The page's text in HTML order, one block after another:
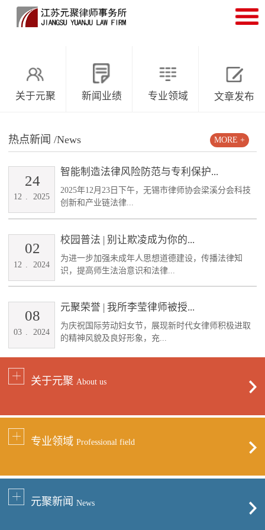
关于元聚 新闻业绩 专业领域 文章发布
热点新闻 /News
智能制造法律风险防范与专利保护...
2025年12月23日下午，无锡市律师协会梁溪分会科技
创新和产业链法律...
12 . 2025
24
校园普法 | 别让欺凌成为你的...
为进一步加强未成年人思想道德建设，传播法律知
识，提高师生法治意识和法律...
12 2024
02
元聚荣誉 | 我所李莹律师被授...
为庆祝国际劳动妇女节，展现新时代女律师积极进取
的精神风貌及良好形象，充...
03 2024
08
MORE +
关于元聚 About us
专业领域 Professional field
元聚新闻 News